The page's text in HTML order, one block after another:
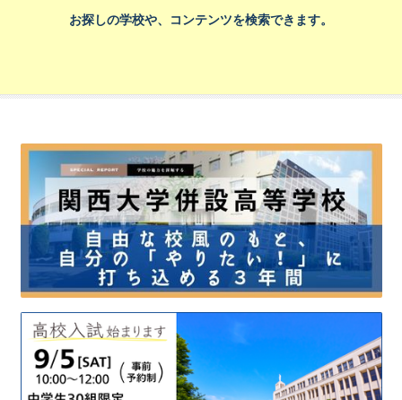
お探しの学校や、コンテンツを検索できます。